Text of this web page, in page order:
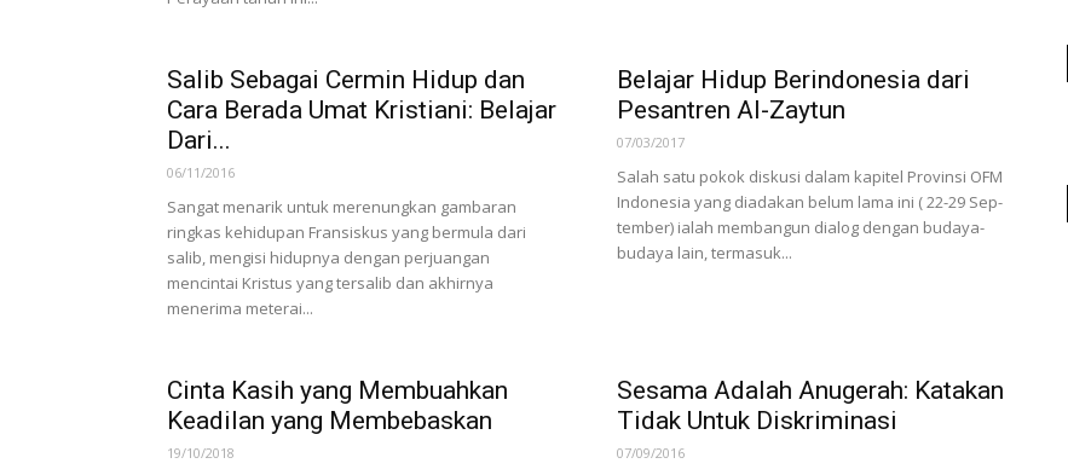
Salib Sebagai Cermin Hidup dan
Cara Berada Umat Kristiani: Belajar
Dari...
06/11/2016
Sangat menarik untuk merenungkan gambaran
ringkas kehidupan Fransiskus yang bermula dari
salib, mengisi hidupnya dengan perjuangan
mencintai Kristus yang tersalib dan akhirnya
menerima meterai...
Belajar Hidup Berindonesia dari
Pesantren Al-Zaytun
07/03/2017
Salah satu pokok diskusi da­lam kapitel Provinsi OFM
Indonesia yang diadakan belum lama ini ( 22-29 Sep­
tember) ialah membangun di­alog dengan budaya-
budaya lain, termasuk...
Cinta Kasih yang Membuahkan
Keadilan yang Membebaskan
19/10/2018
Sesama Adalah Anugerah: Katakan
Tidak Untuk Diskriminasi
07/09/2016